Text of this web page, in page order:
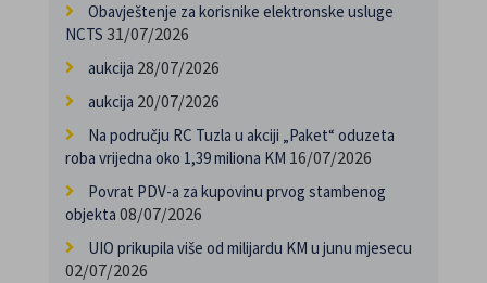
Obavještenje za korisnike elektronske usluge
NCTS 31/07/2026
aukcija 28/07/2026
aukcija 20/07/2026
Na području RC Tuzla u akciji „Paket“ oduzeta
roba vrijedna oko 1,39 miliona KM 16/07/2026
Povrat PDV-a za kupovinu prvog stambenog
objekta 08/07/2026
UIO prikupila više od milijardu KM u junu mjesecu
02/07/2026